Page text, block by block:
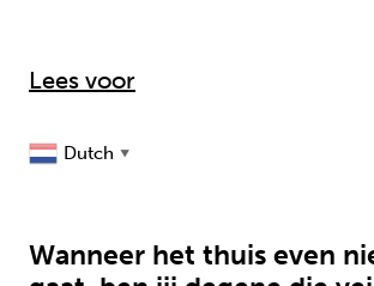
Lees voor
Dutch ▼
Wanneer het thuis even